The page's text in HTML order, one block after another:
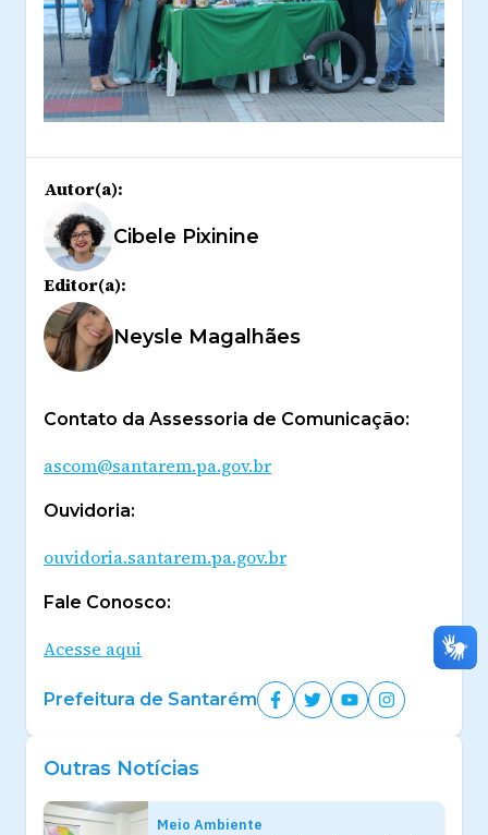
Autor(a):
Cibele Pixinine
Editor(a):
Neysle Magalhães
Contato da Assessoria de Comunicação:
ascom@santarem.pa.gov.br
Ouvidoria:
ouvidoria.santarem.pa.gov.br
Fale Conosco:
Acesse aqui
Prefeitura de Santarém
Outras Notícias
Meio Ambiente